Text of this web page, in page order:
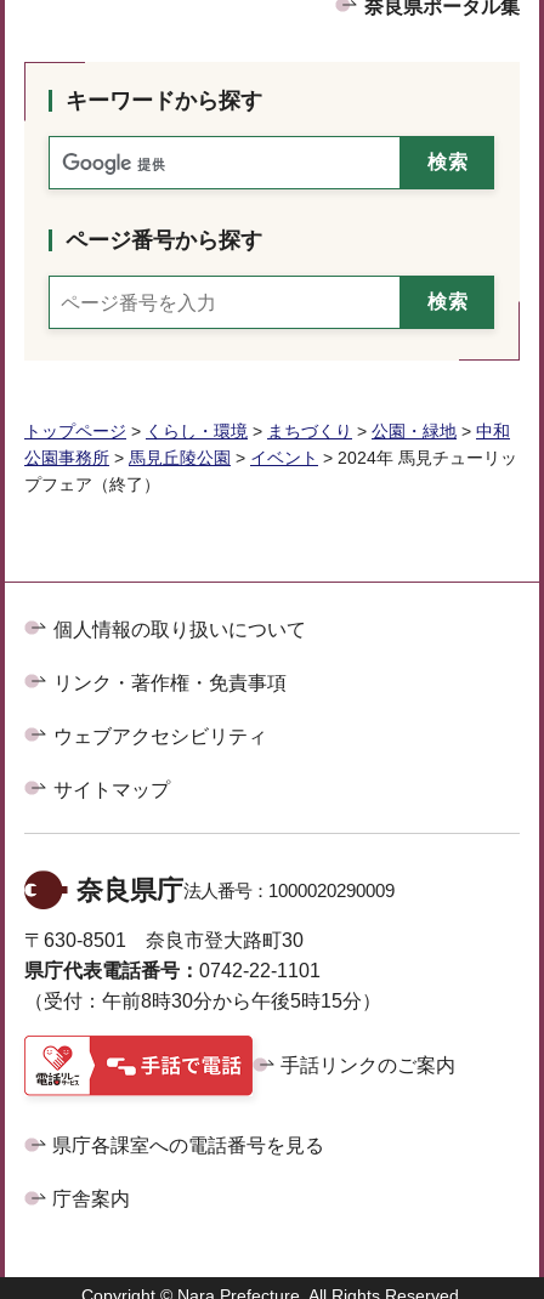
奈良県ポータル集
キーワードから探す
ページ番号から探す
トップページ > くらし・環境 > まちづくり > 公園・緑地 > 中和
公園事務所 > 馬見丘陵公園 > イベント > 2024年 馬見チューリッ
プフェア（終了）
個人情報の取り扱いについて
リンク・著作権・免責事項
ウェブアクセシビリティ
サイトマップ
奈良県庁法人番号： 1000020290009
〒630-8501 奈良市登大路町30
県庁代表電話番号： 0742-22-1101
（受付：午前8時30分から午後5時15分）
手話リンクのご案内
県庁各課室への電話番号を見る
庁舎案内